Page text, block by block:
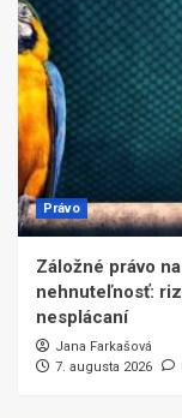
Právo
Záložné právo na
nehnuteľnosť:
nesplácaní
Jana Farkašová
7. augusta 2026